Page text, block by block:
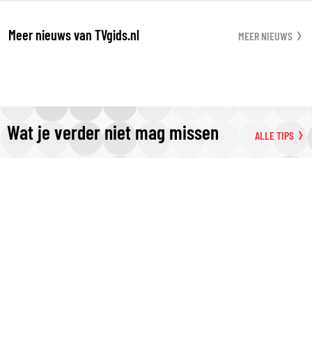
Meer nieuws van TVgids.nl MEER NIEUWS
Wat je verder niet mag missen ALLE TIPS